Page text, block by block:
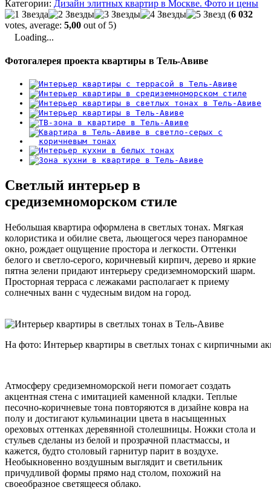
Категории: Дизайн элитных квартир в Москве. Фото и цены
(6 032
votes, average: 5,00 out of 5)
Loading...
Фотогалерея проекта квартиры в Тель-Авиве
Светлый интерьер в
средиземноморском стиле
Небольшая квартира оформлена в светлых тонах. Мягкая
колористика и обилие света, льющегося через панорамное
окно, рождает ощущение простора и легкости. Оттенки
белого и светло-серого, коричневый кирпич, дерево и яркие
пятна зелени придают интерьеру средиземноморский шарм.
Просторная терраса с лежаками располагает к приему
солнечных ванн с чудесным видом на город.
На фото: Интерьер квартиры в светлых тонах с кирпичными
Атмосферу средиземноморской неги помогает создать
акцентная стена с имитацией каменной кладки. Теплые
песочно-коричневые тона повторяются в дизайне ковра на
полу и достигают кульминации цвета в насыщенных
ореховых оттенках деревянной столешницы. Ножки стола и
стульев сделаны из белой и прозрачной пластмассы, и
кажется, будто столовый гарнитур парит в воздухе.
Необыкновенно воздушным выглядит и светильник
причудливой формы прямо над столом, похожий на
своеобразное светящееся облако.